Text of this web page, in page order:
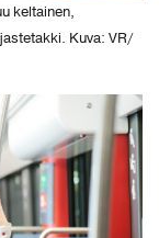
keltainen,
Kuva: VR/